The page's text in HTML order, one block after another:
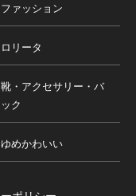
ファッション
ロリータ
靴・アクセサリー・バ
ック
ゆめかわいい